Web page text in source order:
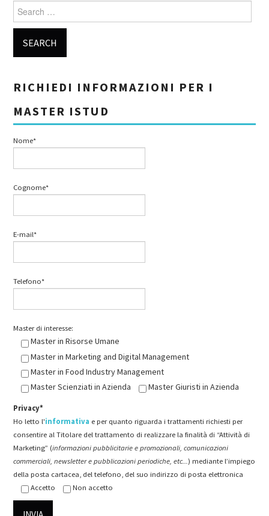
Search for:
RICHIEDI INFORMAZIONI PER I
MASTER ISTUD
Nome*
Cognome*
E-mail*
Telefono*
Master di interesse:
Master in Risorse Umane
Master in Marketing and Digital Management
Master in Food Industry Management
Master Scienziati in Azienda
Master Giuristi in Azienda
Privacy*
Ho letto l'informativa e per quanto riguarda i trattamenti richiesti per
consentire al Titolare del trattamento di realizzare la finalità di “Attività di
Marketing” (informazioni pubblicitarie e promozionali, comunicazioni
commerciali, newsletter e pubblicazioni periodiche, etc...) mediante l’impiego
della posta cartacea, del telefono, del suo indirizzo di posta elettronica
Accetto
Non accetto